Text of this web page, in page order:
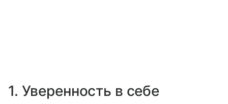
1. Уверенность в себе